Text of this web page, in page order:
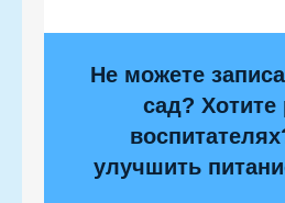
Не можете
сад? Хотите
улучшить